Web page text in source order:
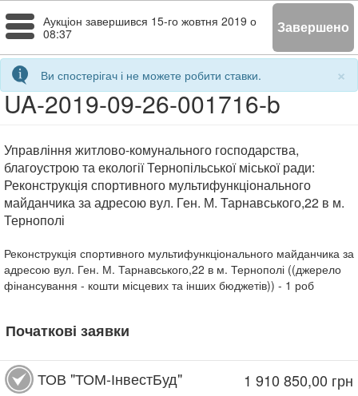
Toggle
navigation
Аукціон завершився 15-го жовтня 2019 о
08:37
Завершено
×
Ви спостерігач і не можете робити ставки.
UA-2019-09-26-001716-b
Управління житлово-комунального господарства,
благоустрою та екології Тернопільської міської ради:
Реконструкція спортивного мультифункціонального
майданчика за адресою вул. Ген. М. Тарнавського,22 в м.
Тернополі
Реконструкція спортивного мультифункціонального майданчика за
адресою вул. Ген. М. Тарнавського,22 в м. Тернополі ((джерело
фінансування - кошти місцевих та інших бюджетів)) - 1 роб
Початкові заявки
ТОВ "ТОМ-ІнвестБуд" 1 910 850,00 грн